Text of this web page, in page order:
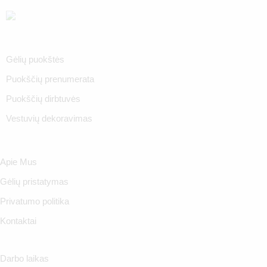
Gėlių puokštės
Puokščių prenumerata
Puokščių dirbtuvės
Vestuvių dekoravimas
Apie Mus
Gėlių pristatymas
Privatumo politika
Kontaktai
Darbo laikas